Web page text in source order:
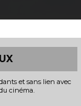
et sans lien avec
cinéma.